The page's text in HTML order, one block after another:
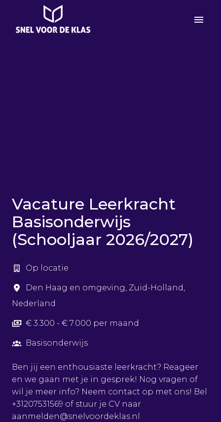
content
Homepagina
Vacature Leerkracht
Basisonderwijs
(Schooljaar 2026/2027)
Op locatie
Den Haag en omgeving, Zuid-Holland,
Nederland
€ 3.300 - € 7.000 per maand
Basisonderwijs
Ben jij een enthousiaste leerkracht? Reageer
en we gaan met je in gesprek! Nog vragen of
wil je meer info? Neem contact op met ons! Bel
+31207531569 of stuur je CV naar
aanmelden@snelvoordeklas.nl